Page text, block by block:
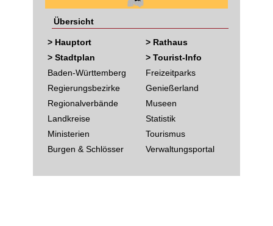
Übersicht
> Hauptort
> Stadtplan
Baden-Württemberg
Regierungsbezirke
Regionalverbände
Landkreise
Ministerien
Burgen & Schlösser
> Rathaus
> Tourist-Info
Freizeitparks
Genießerland
Museen
Statistik
Tourismus
Verwaltungsportal